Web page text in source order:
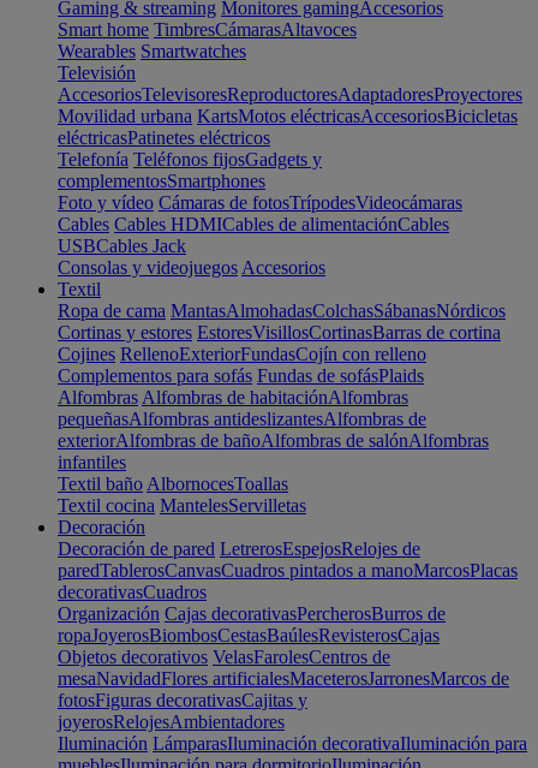
Gaming & streaming Monitores gamingAccesorios
Smart home TimbresCámarasAltavoces
Wearables Smartwatches
Televisión
AccesoriosTelevisoresReproductoresAdaptadoresProyectores
Movilidad urbana KartsMotos eléctricasAccesoriosBicicletas
eléctricasPatinetes eléctricos
Telefonía Teléfonos fijosGadgets y
complementosSmartphones
Foto y vídeo Cámaras de fotosTrípodesVideocámaras
Cables Cables HDMICables de alimentaciónCables
USBCables Jack
Consolas y videojuegos Accesorios
Textil
Ropa de cama MantasAlmohadasColchasSábanasNórdicos
Cortinas y estores EstoresVisillosCortinasBarras de cortina
Cojines RellenoExteriorFundasCojín con relleno
Complementos para sofás Fundas de sofásPlaids
Alfombras Alfombras de habitaciónAlfombras
pequeñasAlfombras antideslizantesAlfombras de
exteriorAlfombras de bañoAlfombras de salónAlfombras
infantiles
Textil baño AlbornocesToallas
Textil cocina MantelesServilletas
Decoración
Decoración de pared LetrerosEspejosRelojes de
paredTablerosCanvasCuadros pintados a manoMarcosPlacas
decorativasCuadros
Organización Cajas decorativasPercherosBurros de
ropaJoyerosBiombosCestasBaúlesRevisterosCajas
Objetos decorativos VelasFarolesCentros de
mesaNavidadFlores artificialesMaceterosJarronesMarcos de
fotosFiguras decorativasCajitas y
joyerosRelojesAmbientadores
Iluminación LámparasIluminación decorativaIluminación para